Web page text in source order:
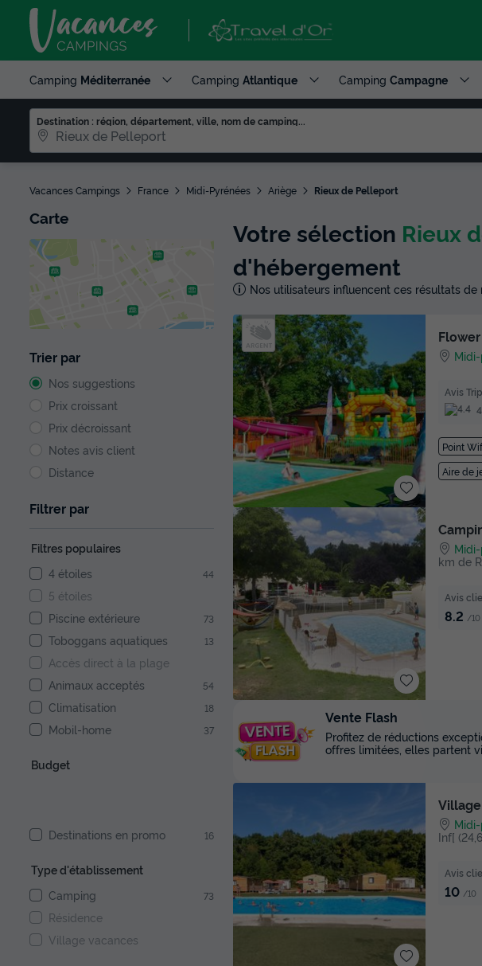
Camping Méditerranée Camping Atlantique Camping Campagne
Destination : région, département, ville, nom de camping...
Vacances Campings France Midi-Pyrénées Ariège Rieux de Pelleport
Carte
Trier par
Nos suggestions
Prix croissant
Prix décroissant
Notes avis client
Distance
Filtrer par
Filtres populaires
4 étoiles
44
5 étoiles
Piscine extérieure
73
Toboggans aquatiques 13
Accès direct à la plage
Animaux acceptés
54
Climatisation 18
Mobil-home 37
Budget
Destinations en promo 16
Type d'établissement
Camping
73
Résidence
Village vacances
Votre sélection Rieux
d'hébergement
Nos utilisateurs influencent ces résultats de
Avis
Point
Aire de
km de
Avis
8.2 /10
Inf[
Avis
10 /10
Vente Flash
Profitez de réductions
offres limitées, elles partent